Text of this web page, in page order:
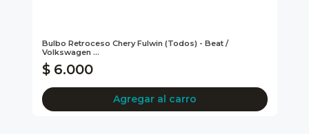
Bulbo Retroceso Chery Fulwin (todos) - Beat /
Volkswagen ...
$ 6.000
Agregar al carro